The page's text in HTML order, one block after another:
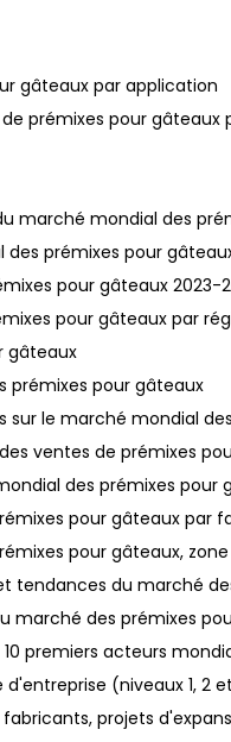
gâteaux par application
de prémixes pour
marché mondial des
des prémixes pour
pour gâteaux 2023-
pour gâteaux par
gâteaux
prémixes pour gâteaux
sur le marché mondial
ventes de prémixes
des prémixes
pour gâteaux par
pour gâteaux,
tendances du marché
marché des prémixes
premiers acteurs
(niveaux 1, 2
projets